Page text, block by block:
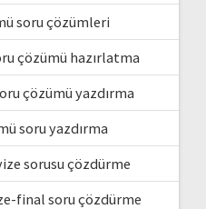
soru çözümleri
çözümü hazırlatma
çözümü yazdırma
soru yazdırma
sorusu çözdürme
final soru çözdürme